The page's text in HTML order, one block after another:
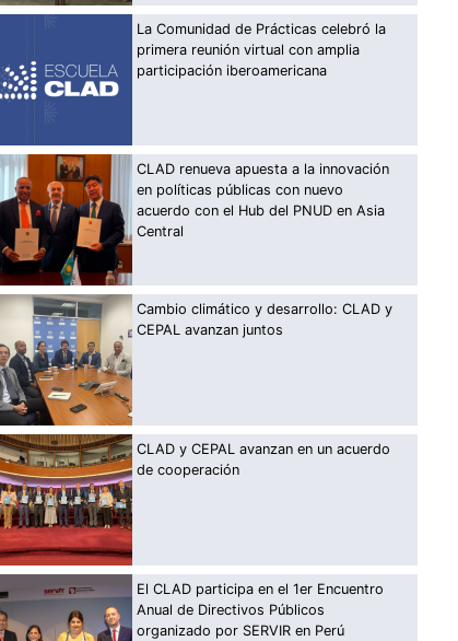
La Comunidad de Prácticas celebró la
primera reunión virtual con amplia
participación iberoamericana
CLAD renueva apuesta a la innovación
en políticas públicas con nuevo
acuerdo con el Hub del PNUD en Asia
Central
Cambio climático y desarrollo: CLAD y
CEPAL avanzan juntos
CLAD y CEPAL avanzan en un acuerdo
de cooperación
El CLAD participa en el 1er Encuentro
Anual de Directivos Públicos
organizado por SERVIR en Perú